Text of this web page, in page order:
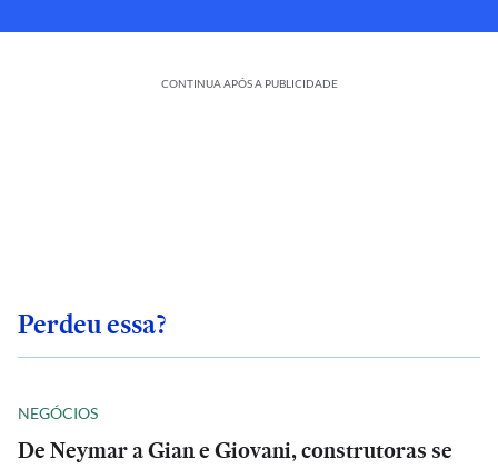
CONTINUA APÓS A PUBLICIDADE
Perdeu essa?
NEGÓCIOS
De Neymar a Gian e Giovani, construtoras se